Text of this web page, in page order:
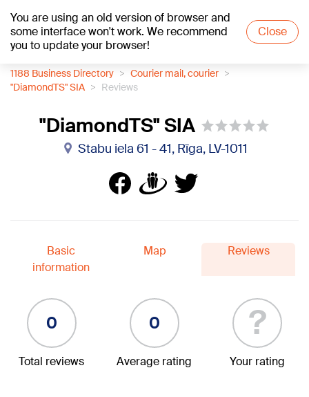
You are using an old version of browser and
some interface won't work. We recommend
you to update your browser!
Close
+25°C
1188 Business Directory
Courier mail, courier
"DiamondTS" SIA
Reviews
"DiamondTS" SIA
Stabu iela 61 - 41, Rīga, LV-1011
Basic
information
Map Reviews
0
Total reviews
0
Average rating
?
Your rating